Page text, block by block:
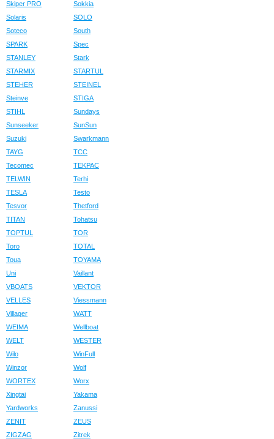
Skiper PRO
Sokkia
Solaris
SOLO
Soteco
South
SPARK
Spec
STANLEY
Stark
STARMIX
STARTUL
STEHER
STEINEL
Steinve
STIGA
STIHL
Sundays
Sunseeker
SunSun
Suzuki
Swarkmann
TAYG
TCC
Tecomec
TEKPAC
TELWIN
Terhi
TESLA
Testo
Tesvor
Thetford
TITAN
Tohatsu
TOPTUL
TOR
Toro
TOTAL
Toua
TOYAMA
Uni
Vaillant
VBOATS
VEKTOR
VELLES
Viessmann
Villager
WATT
WEIMA
Wellboat
WELT
WESTER
Wilo
WinFull
Winzor
Wolf
WORTEX
Worx
Xingtai
Yakama
Yardworks
Zanussi
ZENIT
ZEUS
ZIGZAG
Zitrek